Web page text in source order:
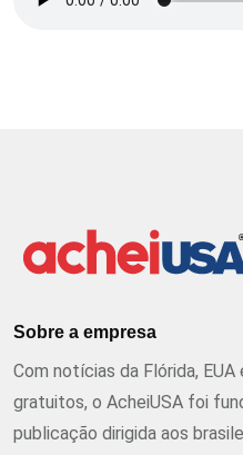
Sobre a empresa
Com notícias da Flórida,
gratuitos, o AcheiUSA foi
publicação dirigida aos